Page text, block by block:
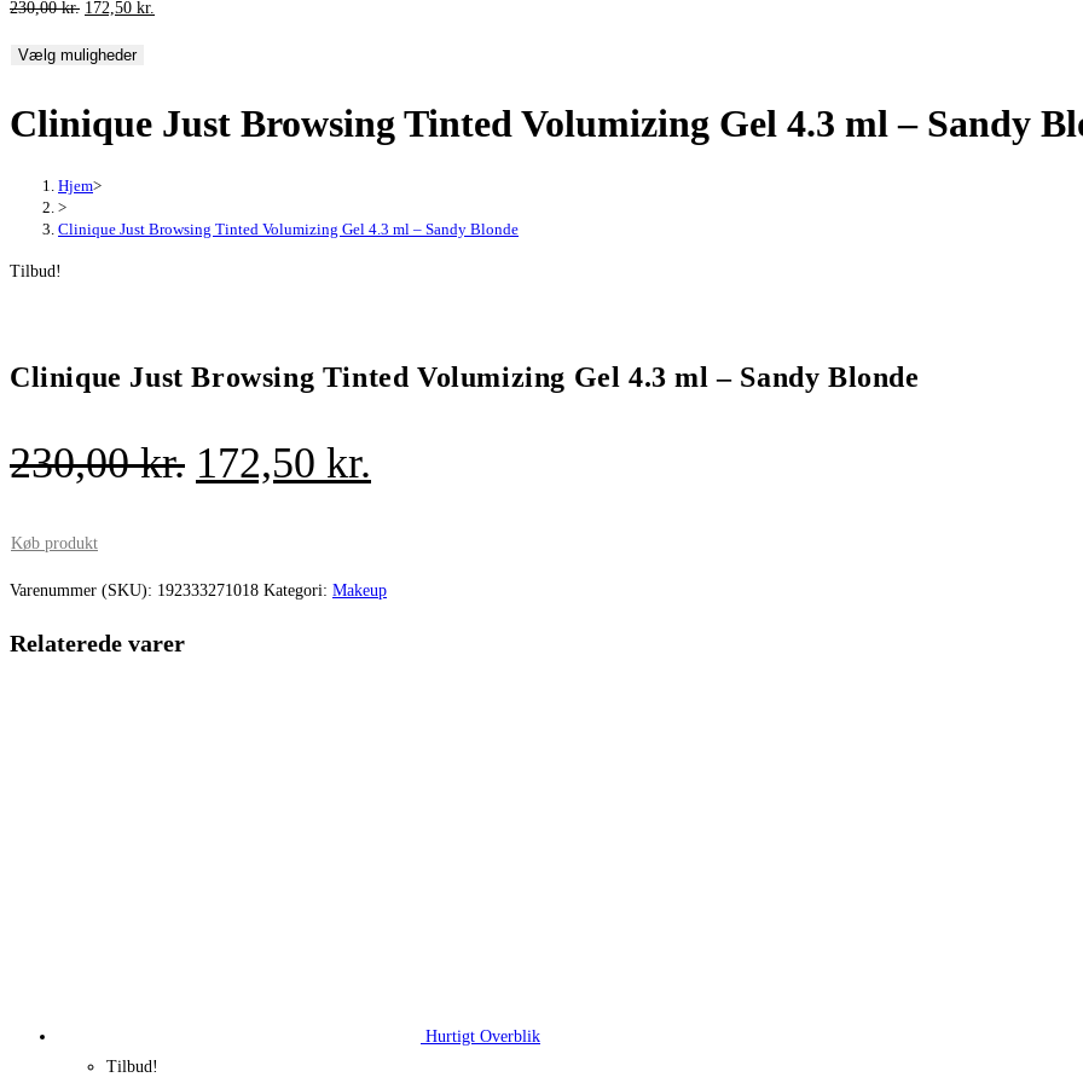
230,00kr. Den
pris
230,00 kr..
172,50 kr.
172,50 kr..
Vælg muligheder
Clinique Just Browsing Tinted Volumizing Gel 4.3 ml – Sandy
Hjem>
>
Clinique Just Browsing Tinted Volumizing Gel 4.3 ml – Sandy Blonde
Tilbud!
Clinique Just Browsing Tinted Volumizing Gel 4.3 ml – Sandy Blonde
230,00kr. Den
var:
172,50 kr.
er:
Køb produkt
Varenummer (SKU): 192333271018 Kategori: Makeup
Relaterede varer
Hurtigt Overblik
Tilbud!